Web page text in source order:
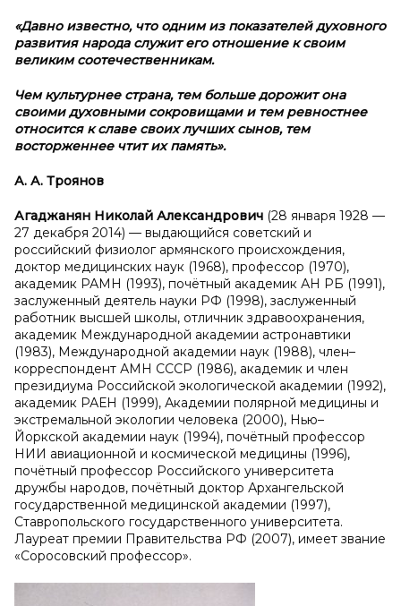
«Давно известно, что одним из показателей духовного
развития народа служит его отношение ксвоим
великим соотечественникам.
Чем культурнее страна, тем больше дорожит она
своими духовными сокровищами и тем ревностнее
относится кславе своих лучших сынов, тем
восторженнее чтит их память».
А. А. Троянов
Агаджанян Николай Александрович (28 января 1928 —
27 декабря 2014) — выдающийся советский и
российский физиолог армянского происхождения,
доктор медицинских наук (1968), профессор (1970),
академик РАМН (1993), почётный академик АН РБ (1991),
заслуженный деятель науки РФ (1998), заслуженный
работник высшей школы, отличник здравоохранения,
академик Международной академии астронавтики
(1983), Международной академии наук (1988), член–
корреспондент АМН СССР (1986), академик и член
президиума Российской экологической академии (1992),
академик РАЕН (1999), Академии полярной медицины и
экстремальной экологии человека (2000), Нью–
Йоркской академии наук (1994), почётный профессор
НИИ авиационной и космической медицины (1996),
почётный профессор Российского университета
дружбы народов, почётный доктор Архангельской
государственной медицинской академии (1997),
Ставропольского государственного университета.
Лауреат премии Правительства РФ (2007), имеет звание
«Соросовский профессор».